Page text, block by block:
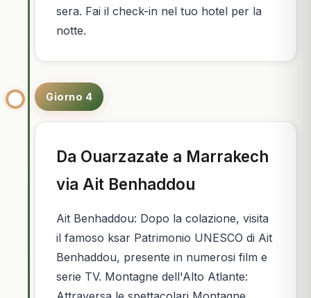
sera. Fai il check-in nel tuo hotel per la
notte.
Giorno 4
Da Ouarzazate a Marrakech
via Ait Benhaddou
Ait Benhaddou: Dopo la colazione, visita
il famoso ksar Patrimonio UNESCO di Ait
Benhaddou, presente in numerosi film e
serie TV. Montagne dell'Alto Atlante: